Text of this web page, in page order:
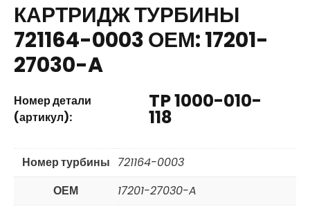
КАРТРИДЖ ТУРБИНЫ
721164-0003 ОЕМ: 17201-
27030-A
Номер детали
(артикул):
TP 1000-010-
118
Номер турбины 721164-0003
ОЕМ
17201-27030-A